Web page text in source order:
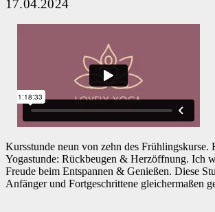
17.04.2024
Kursstunde neun von zehn des Frühlingskurse.
Yogastunde: Rückbeugen & Herzöffnung. Ich
Freude beim Entspannen & Genießen. Diese
Anfänger und Fortgeschrittene gleichermaßen